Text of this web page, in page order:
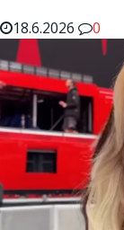
18.6.2026
0